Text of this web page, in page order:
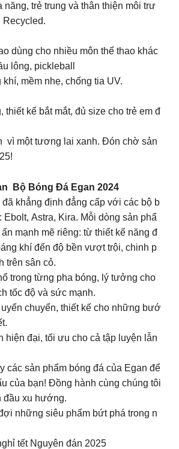
năng, trẻ trung và thân thiện môi trư
dùng cho nhiều môn thể thao khác
lông, pickleball
mềm nhẹ, chống tia UV.
thiết kế bắt mắt, đủ size cho trẻ em đ
vì một tương lai xanh. Đón chờ sản
Bộ Bóng Đá Egan 2024
đã khẳng định đẳng cấp với các bộ b
Ebolt, Astra, Kira. Mỗi dòng sản phẩ
mạnh mẽ riêng: từ thiết kế năng đ
khí đến độ bền vượt trội, chinh p
trên sân cỏ.
trong từng pha bóng, lý tưởng cho
tốc độ và sức mạnh.
chuyển, thiết kế cho những bướ
hiện đại, tối ưu cho cả tập luyện lẫn
các sản phẩm bóng đá của Egan để
của bạn! Đồng hành cùng chúng tôi
đầu xu hướng.
những siêu phẩm bứt phá trong n
tết Nguyên đán 2025